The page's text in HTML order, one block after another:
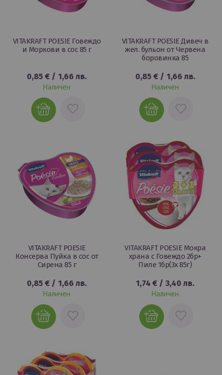
VITAKRAFT POESIE Говеждо
и Моркови в сос 85 г
0,85 € / 1,66 лв.
Наличен
ДОБАВИ
VITAKRAFT POESIE Дивеч в
жел. бульон от Червена
боровинка 85
0,85 €/ 1,66 лв.
Наличен
ДОБАВИ
VITAKRAFT POESIE
Консерва Пуйка в сос от
Сирена 85 г
0,85 € / 1,66 лв.
Наличен
ДОБАВИ
VITAKRAFT POESIE Мокра
храна с Говеждо 2бр+
Пиле 1бр(3х 85г)
1,74 € / 3,40 лв.
Наличен
ДОБАВИ